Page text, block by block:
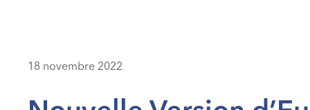
18 novembre 2022